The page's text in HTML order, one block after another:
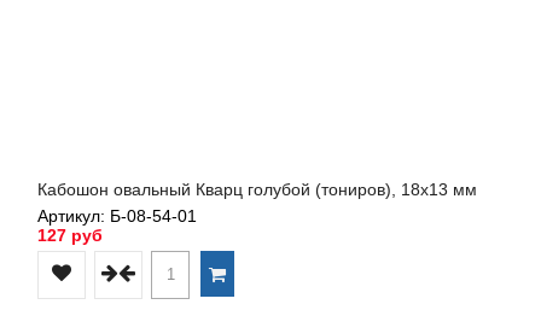
Кабошон овальный Кварц голубой (тониров), 18х13 мм
Артикул: Б-08-54-01
127 руб